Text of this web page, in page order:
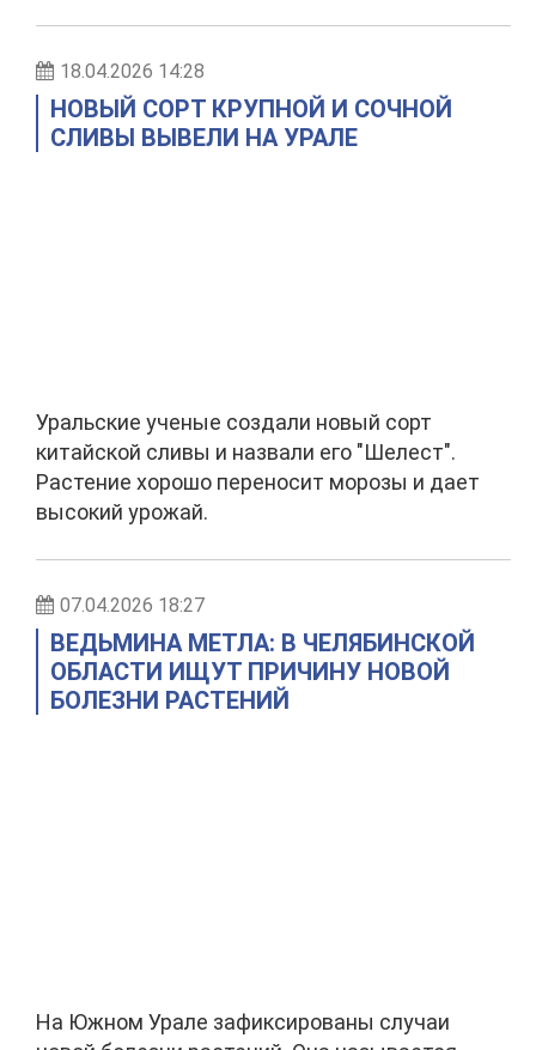
18.04.2026 14:28
НОВЫЙ СОРТ КРУПНОЙ И СОЧНОЙ
СЛИВЫ ВЫВЕЛИ НА УРАЛЕ
Уральские ученые создали новый сорт
китайской сливы и назвали его "Шелест".
Растение хорошо переносит морозы и дает
высокий урожай.
07.04.2026 18:27
ВЕДЬМИНА МЕТЛА: В ЧЕЛЯБИНСКОЙ
ОБЛАСТИ ИЩУТ ПРИЧИНУ НОВОЙ
БОЛЕЗНИ РАСТЕНИЙ
На Южном Урале зафиксированы случаи